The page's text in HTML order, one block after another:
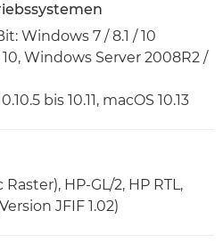
Windows 7 / 8.1 / 10
Windows Server 2008R2 /
bis 10.11, macOS 10.13
HP-GL/2, HP RTL,
JFIF 1.02)